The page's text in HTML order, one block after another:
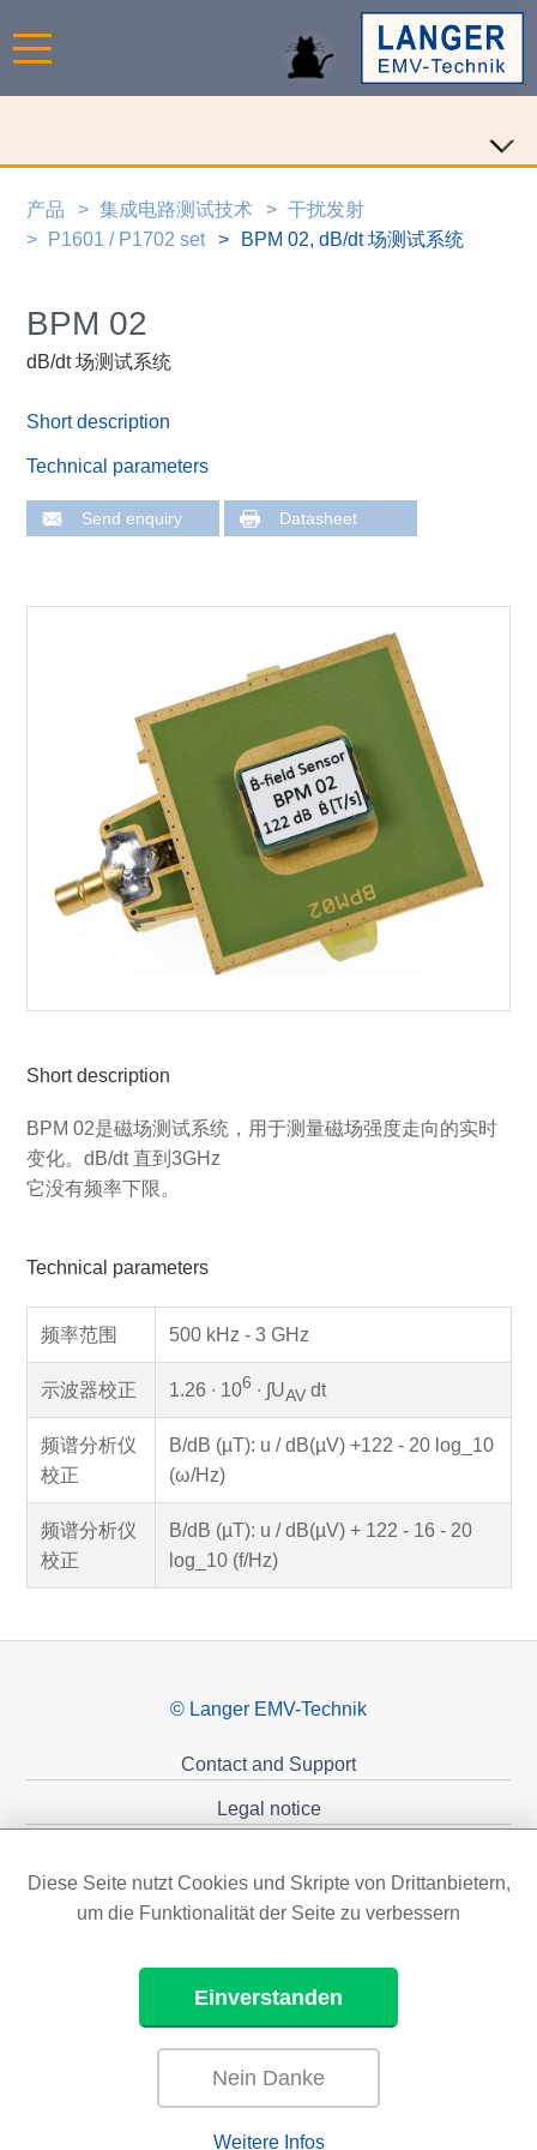
产品 集成电路测试技术
干扰发射
P1601 / P1702 set
BPM 02, dB/dt 场测试系统
BPM 02
dB/dt 场测试系统
Short description
Technical parameters
Send enquiry Datasheet
Short description
BPM 02是磁场测试系统，用于测量磁场强度走向的实时
变化。dB/dt 直到3GHz
它没有频率下限。
Technical parameters
频率范围 500 kHz - 3 GHz
示波器校正 1.26 ∙ 106 ∙ ∫UAVdt
频谱分析仪
校正
B/dB (µT): u / dB(µV) +122 - 20 log_10
(ω/Hz)
频谱分析仪
校正
B/dB (µT): u / dB(µV) + 122 - 16 - 20
log_10 (f/Hz)
© Langer EMV-Technik
Contact and Support
Legal notice
Diese Seite nutzt Cookies und Skripte von Drittanbietern,
um die Funktionalität der Seite zu verbessern
Einverstanden
Nein Danke
Weitere Infos